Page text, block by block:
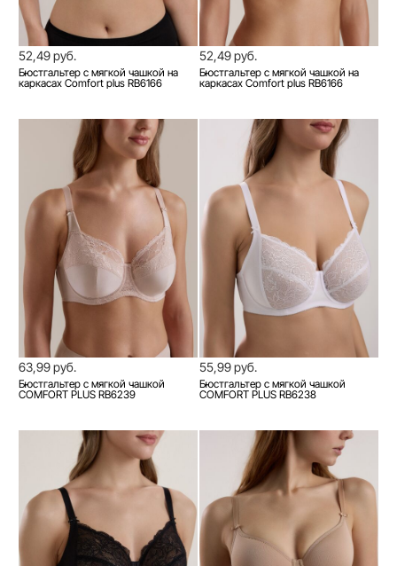
52,49 руб.
Бюстгальтер с мягкой чашкой на
каркасах Comfort plus RB6166
52,49 руб.
Бюстгальтер с мягкой чашкой на
каркасах Comfort plus RB6166
63,99 руб.
Бюстгальтер с мягкой чашкой
COMFORT PLUS RB6239
55,99 руб.
Бюстгальтер с мягкой чашкой
COMFORT PLUS RB6238